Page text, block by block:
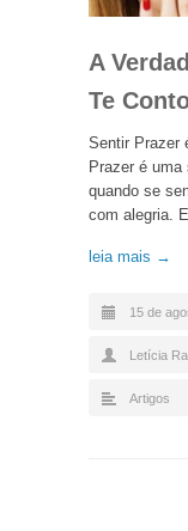
A
Te
Sentir Prazer
Prazer é uma
quando se
com alegria.
leia mais →
15 de
Letícia
Artigos